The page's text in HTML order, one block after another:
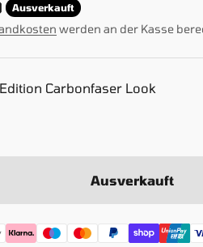
Ausverkauft
werden an der Kasse
Carbonfaser Look
Look
Ausverkauft